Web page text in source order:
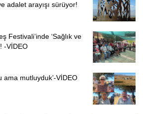
adalet arayışı sürüyor!
Festivali’inde ‘Sağlık ve
-VİDEO
ama mutluyduk’-VİDEO